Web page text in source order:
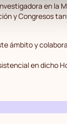
en la
y Congresos
ámbito y
en dicho